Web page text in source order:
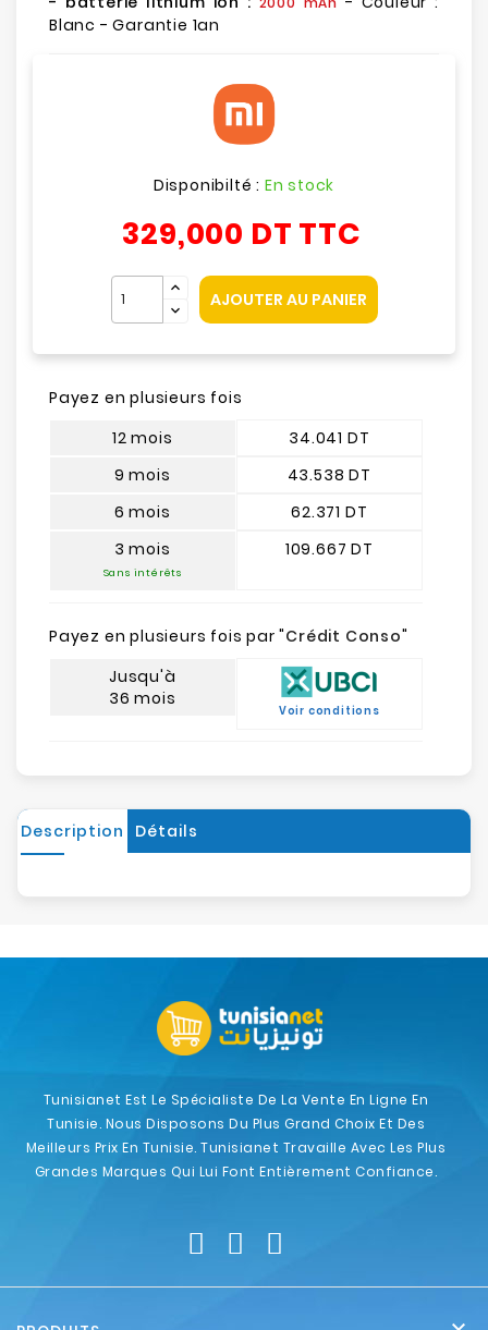
Blanc - Garantie 1an
Disponibilté : En stock
329,000 DT TTC
AJOUTER AU PANIER
Payez en plusieurs fois
12 mois
9 mois
6 mois
3 mois
Sans intérêts
34.041 DT
43.538 DT
62.371 DT
109.667 DT
Payez en plusieurs fois par "Crédit Conso"
Jusqu'à
36 mois
Voir conditions
Description Détails
Tunisianet Est Le Spécialiste De La Vente En Ligne En
Tunisie. Nous Disposons Du Plus Grand Choix Et Des
Meilleurs Prix En Tunisie. Tunisianet Travaille Avec Les Plus
Grandes Marques Qui Lui Font Entièrement Confiance.